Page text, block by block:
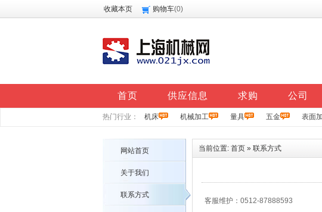
收藏本页 购物车(0)
首页 供应信息 求购 公司
热门行业： 机床 机械加工 量具 五金 表面
网站首页
关于我们
联系方式
当前位置: 首页 » 联系方式
客服维护：0512-87888593